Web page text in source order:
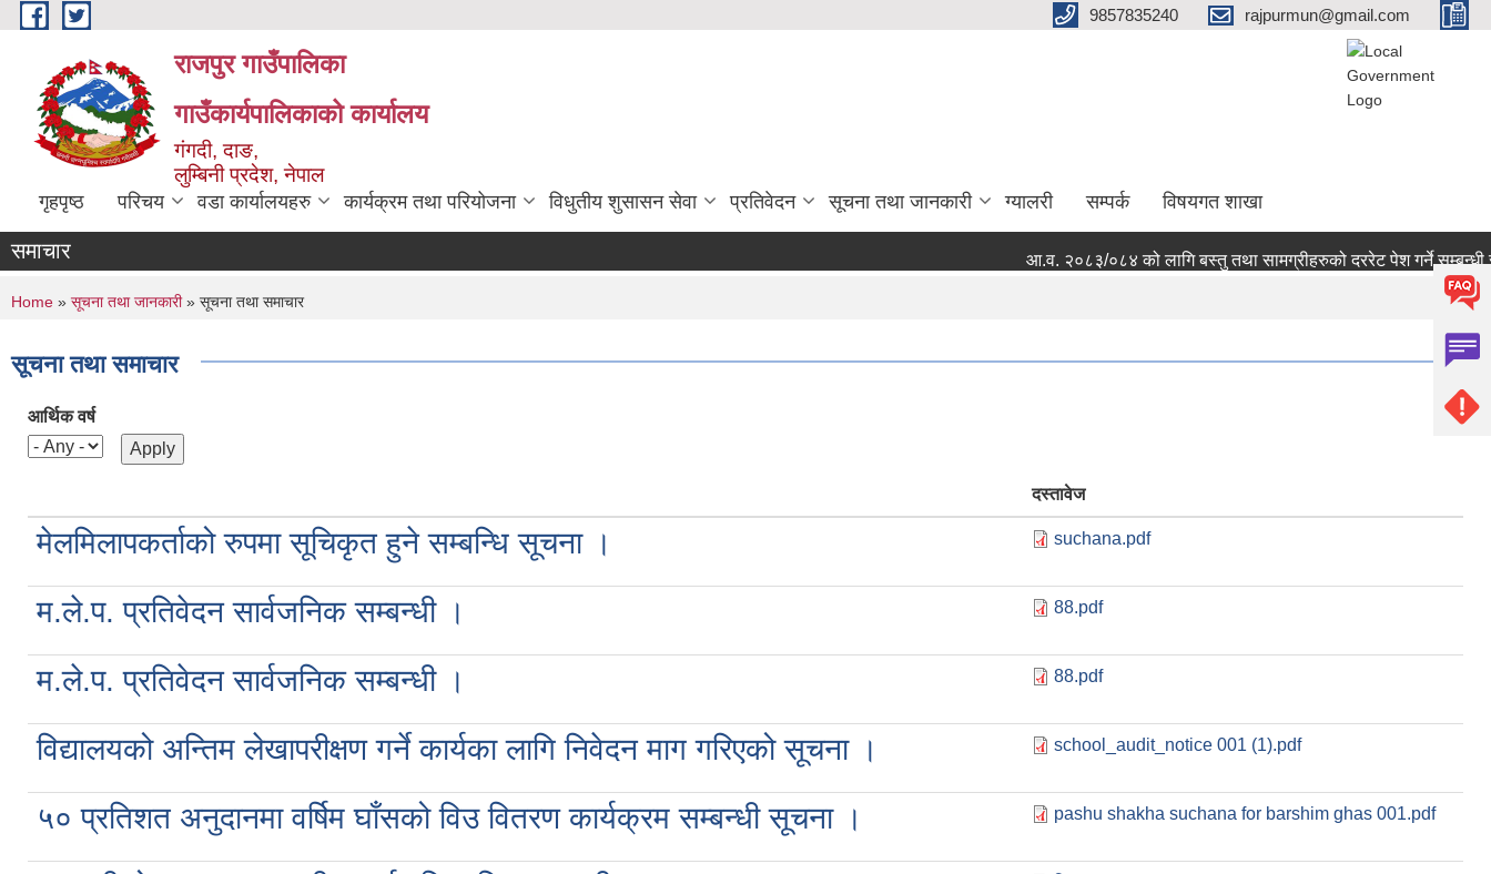
Skip to main content 9857835240 rajpurmun@gmail.com
राजपुर गाउँपालिका
गाउँकार्यपालिकाको कार्यालय
गंगदी, दाङ,
लुम्बिनी प्रदेश, नेपाल
गृहपृष्ठ परिचय वडा कार्यालयहरु कार्यक्रम तथा परियोजना विधुतीय शुसासन सेवा प्रतिवेदन सूचना तथा जानकारी ग्यालरी सम्पर्क विषयगत शाखा
समाचार आ.व. २०८३/०८४ को लागि बस्तु तथा सामग्रीहरुको दररेट पेश गर्ने सम्बन्धी
You are here
Home » सूचना तथा जानकारी» सूचना तथा समाचार
सूचना तथा समाचार
आर्थिक वर्ष
दस्तावेज
मेलमिलापकर्ताको रुपमा सूचिकृत हुने सम्बन्धि सूचना । suchana.pdf
म.ले.प. प्रतिवेदन सार्वजनिक सम्बन्धी । 88.pdf
म.ले.प. प्रतिवेदन सार्वजनिक सम्बन्धी । 88.pdf
विद्यालयको अन्तिम लेखापरीक्षण गर्ने कार्यका लागि निवेदन माग गरिएको सूचना । school_audit_notice 001 (1).pdf
५० प्रतिशत अनुदानमा वर्षिम घाँसको विउ वितरण कार्यक्रम सम्बन्धी सूचना । pashu shakha suchana for barshim ghas 001.pdf